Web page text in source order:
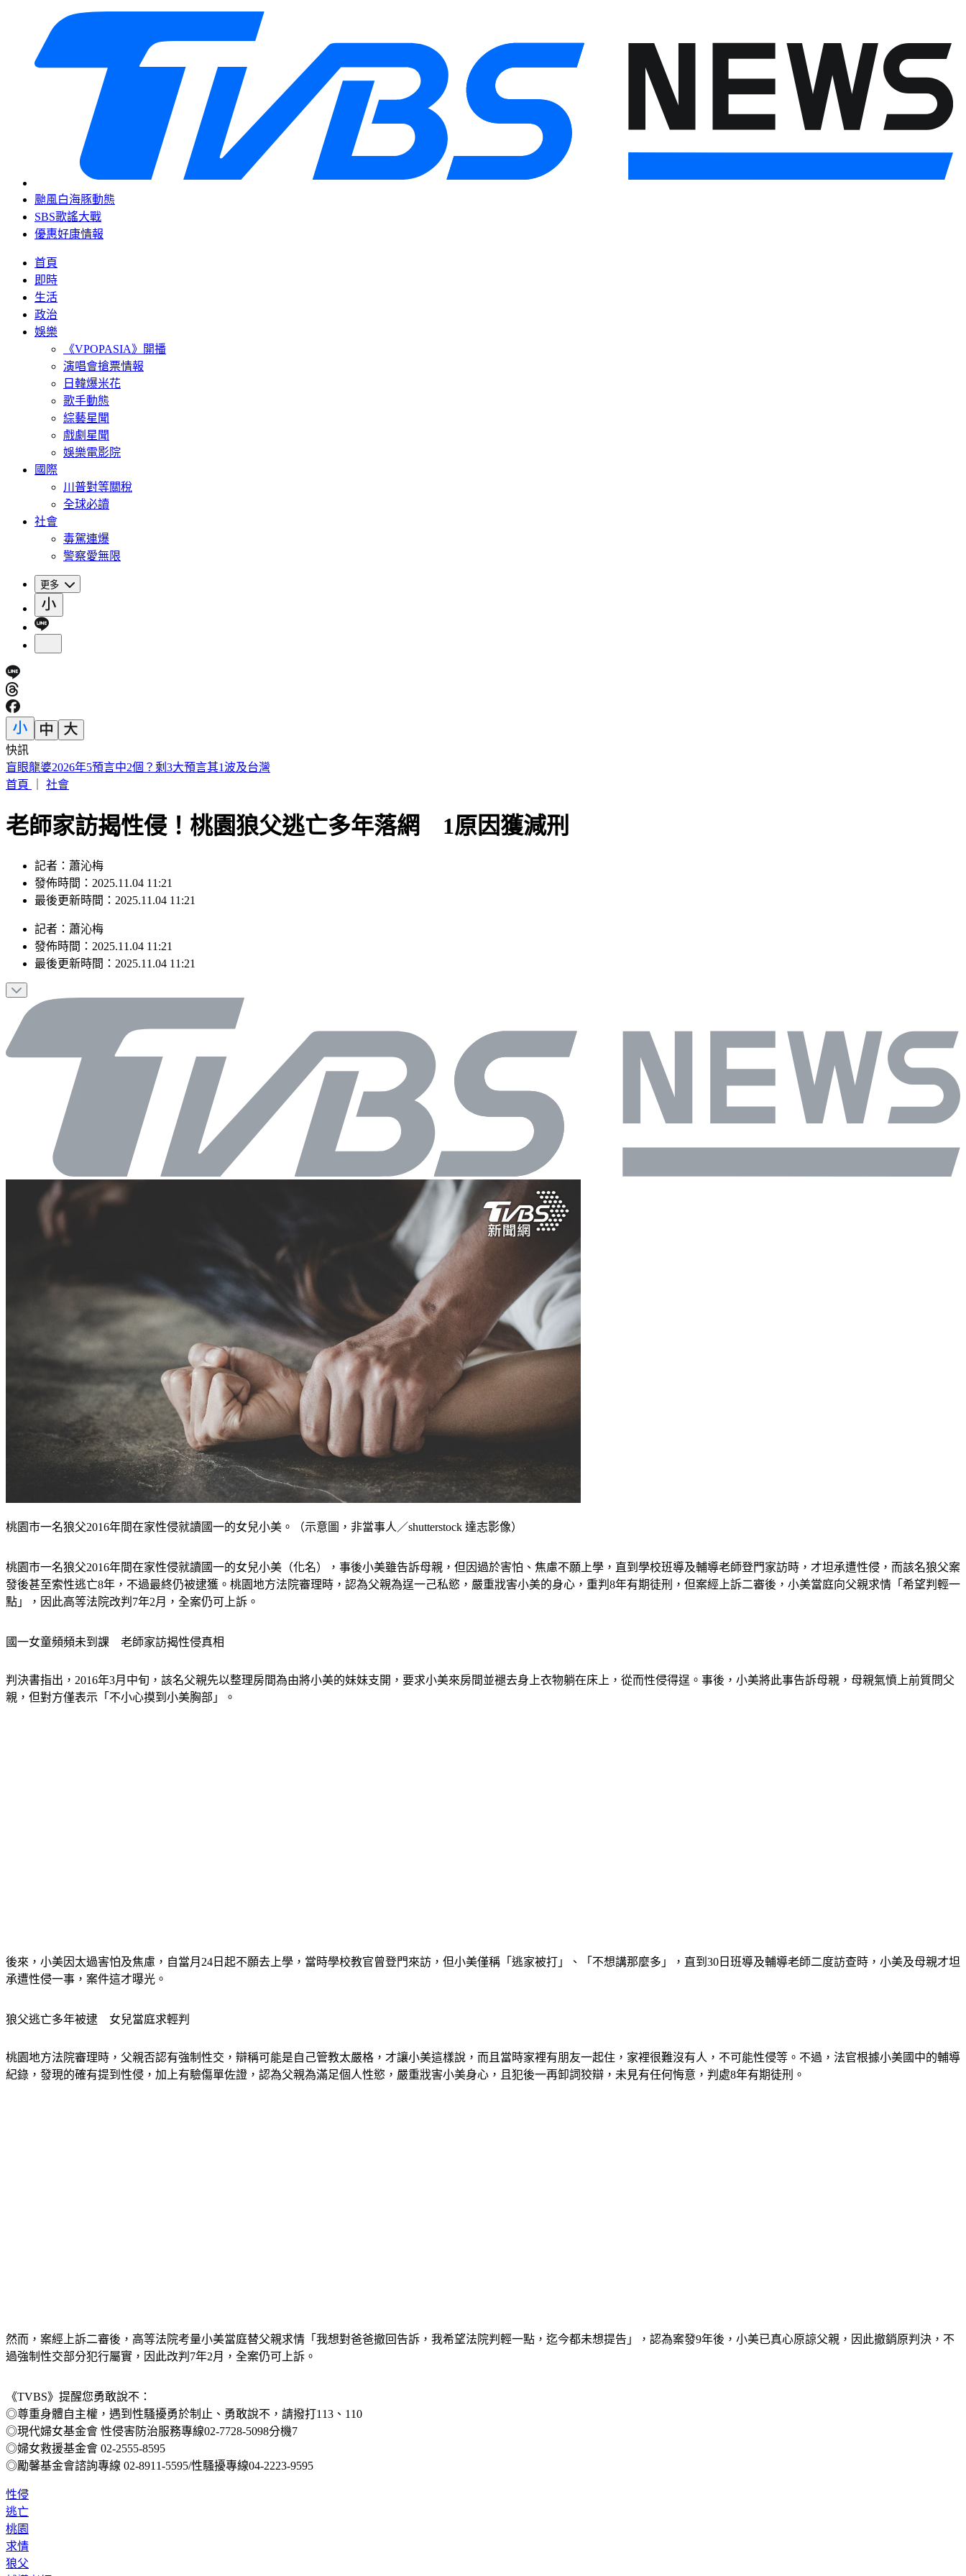
颱風白海豚動態
SBS歌謠大戰
優惠好康情報
首頁
即時
生活
政治
娛樂
《VPOPASIA》開播
演唱會搶票情報
日韓爆米花
歌手動態
綜藝星聞
戲劇星聞
娛樂電影院
國際
川普對等關稅
全球必讀
社會
毒駕連爆
警察愛無限
更多
快訊
趁「白海豚」登陸前夕觀浪 男童「秒被巨浪吞噬」父母崩潰
首頁
社會
老師家訪揭性侵！桃園狼父逃亡多年落網 1原因獲減刑
記者：蕭沁梅
發佈時間：2025.11.04 11:21
最後更新時間：2025.11.04 11:21
記者 ： 蕭沁梅
發佈時間： 2025.11.04 11:21
最後更新時間： 2025.11.04 11:21
桃園市一名狼父2016年間在家性侵就讀國一的女兒小美。（示意圖，非當事人／shutterstock 達志影像）
桃園市一名狼父2016年間在家性侵就讀國一的女兒小美（化名），事後小美雖告訴母親，但因過於害怕、焦慮不願上學，直到學校班導及輔導老師登門家訪時，才坦承遭性侵，而該名狼父案
發後甚至索性逃亡8年，不過最終仍被逮獲。桃園地方法院審理時，認為父親為逞一己私慾，嚴重戕害小美的身心，重判8年有期徒刑，但案經上訴二審後，小美當庭向父親求情「希望判輕一
點」，因此高等法院改判7年2月，全案仍可上訴。
國一女童頻頻未到課　老師家訪揭性侵真相
判決書指出，2016年3月中旬，該名父親先以整理房間為由將小美的妹妹支開，要求小美來房間並褪去身上衣物躺在床上，從而性侵得逞。事後，小美將此事告訴母親，母親氣憤上前質問父
親，但對方僅表示「不小心摸到小美胸部」。
後來，小美因太過害怕及焦慮，自當月24日起不願去上學，當時學校教官曾登門來訪，但小美僅稱「逃家被打」、「不想講那麼多」，直到30日班導及輔導老師二度訪查時，小美及母親才坦
承遭性侵一事，案件這才曝光。
狼父逃亡多年被逮　女兒當庭求輕判
桃園地方法院審理時，父親否認有強制性交，辯稱可能是自己管教太嚴格，才讓小美這樣說，而且當時家裡有朋友一起住，家裡很難沒有人，不可能性侵等。不過，法官根據小美國中的輔導
紀錄，發現的確有提到性侵，加上有驗傷單佐證，認為父親為滿足個人性慾，嚴重戕害小美身心，且犯後一再卸詞狡辯，未見有任何悔意，判處8年有期徒刑。
然而，案經上訴二審後，高等法院考量小美當庭替父親求情「我想對爸爸撤回告訴，我希望法院判輕一點，迄今都未想提告」，認為案發9年後，小美已真心原諒父親，因此撤銷原判決，不
過強制性交部分犯行屬實，因此改判7年2月，全案仍可上訴。
《TVBS》提醒您勇敢說不：
◎尊重身體自主權，遇到性騷擾勇於制止、勇敢說不，請撥打113、110
◎現代婦女基金會 性侵害防治服務專線02-7728-5098分機7
◎婦女救援基金會 02-2555-8595
◎勵馨基金會諮詢專線 02-8911-5595/性騷擾專線04-2223-9595
性侵
逃亡
桃園
求情
狼父